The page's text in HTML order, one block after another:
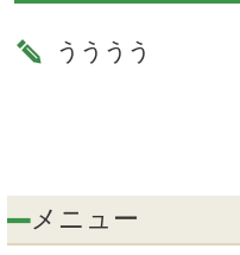
うううう
メニュー